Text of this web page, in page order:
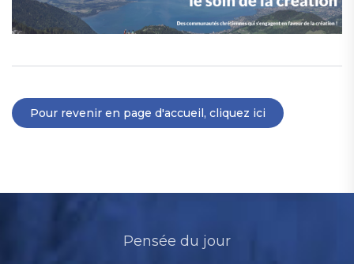
Pour revenir en page d'accueil, cliquez ici
Pensée du jour